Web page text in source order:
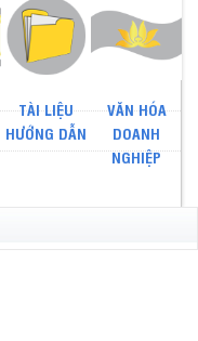
TÀI LIỆU
HƯỚNG DẪN
VĂN HÓA
DOANH
NGHIỆP